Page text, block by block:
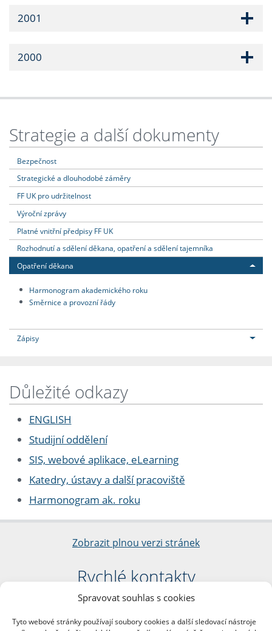
Spravovat souhlas s cookies
Tyto webové stránky používají soubory cookies a další sledovací nástroje
2001
2000
Strategie a další dokumenty
Bezpečnost
Strategické a dlouhodobé záměry
FF UK pro udržitelnost
Výroční zprávy
Platné vnitřní předpisy FF UK
Rozhodnutí a sdělení děkana, opatření a sdělení tajemníka
Opatření děkana
Harmonogram akademického roku
Směrnice a provozní řády
Zápisy
Důležité odkazy
ENGLISH
Studijní oddělení
SIS, webové aplikace, eLearning
Katedry, ústavy a další pracoviště
Harmonogram ak. roku
Zobrazit plnou verzi stránek
Rychlé kontakty
Filozofická fakulta
nám. Jana Palacha 1/2